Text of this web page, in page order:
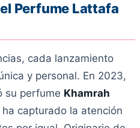
Perfume Lattafa
cada lanzamiento
y personal. En 2023,
su perfume Khamrah
capturado la atención